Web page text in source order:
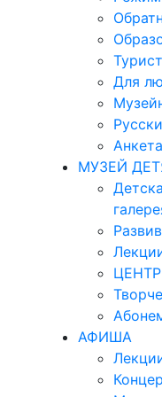
Для
МУЗЕЙ
АФИША